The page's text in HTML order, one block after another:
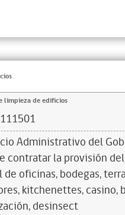
limpieza de edificios
Administrativo del
contratar la provisión
oficinas, bodegas,
kitchenettes, casino,
desinsect